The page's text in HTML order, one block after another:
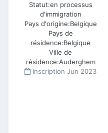
Statut:en processus
d'immigration
Pays d'origine:Belgique
Pays de
résidence:Belgique
Ville de
résidence:Auderghem
Inscription Jun 2023